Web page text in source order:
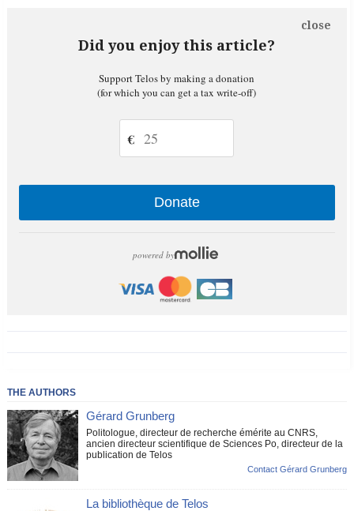
Did you enjoy this article?
close
Support Telos by making a donation
(for which you can get a tax write-off)
€
Donate
powered by
THE AUTHORS
Gérard Grunberg
Politologue, directeur de recherche émérite au CNRS,
ancien directeur scientifique de Sciences Po, directeur de la
publication de Telos
Contact Gérard Grunberg
La bibliothèque de Telos